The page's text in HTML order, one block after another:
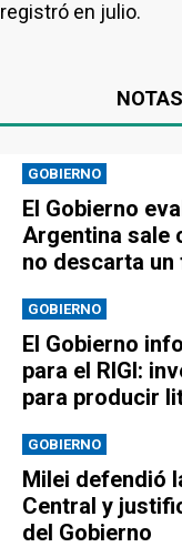
registró en julio.
GOBIERNO
El Gobierno
Argentina sale
no descarta
GOBIERNO
El Gobierno
para el RIGI:
para producir
GOBIERNO
Milei defendió
Central y
del Gobierno